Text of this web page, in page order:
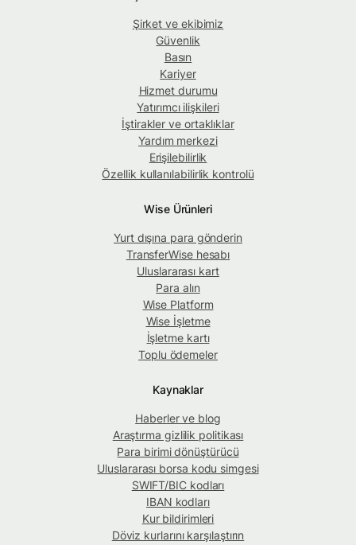
Şirket ve ekibimiz
Güvenlik
Basın
Kariyer
Hizmet durumu
Yatırımcı ilişkileri
İştirakler ve ortaklıklar
Yardım merkezi
Erişilebilirlik
Özellik kullanılabilirlik kontrolü
Wise Ürünleri
Yurt dışına para gönderin
TransferWise hesabı
Uluslararası kart
Para alın
Wise Platform
Wise İşletme
İşletme kartı
Toplu ödemeler
Kaynaklar
Haberler ve blog
Araştırma gizlilik politikası
Para birimi dönüştürücü
Uluslararası borsa kodu simgesi
SWIFT/BIC kodları
IBAN kodları
Kur bildirimleri
Döviz kurlarını karşılaştırın